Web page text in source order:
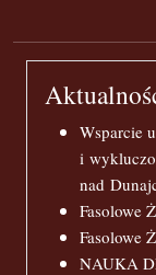
Wsparcie
i
nad
Fasolowe
Fasolowe
NAUKA